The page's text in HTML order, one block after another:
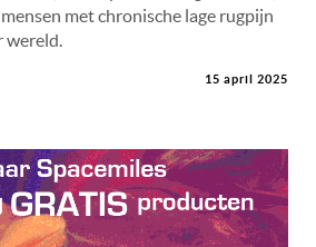
met chronische lage rugpijn
wereld.
15 april 2025